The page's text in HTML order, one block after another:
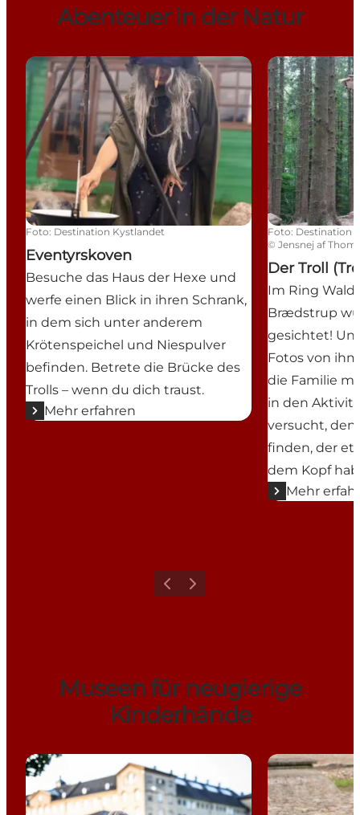
Abenteuer in der Natur
Eventyrskoven
Foto: Destination Kystlandet
Eventyrskoven
Besuche das Haus der Hexe und
werfe einen Blick in ihren Schrank,
in dem sich unter anderem
Krötenspeichel und Niespulver
befinden. Betrete die Brücke des
Trolls – wenn du dich traust.
Mehr erfahren
Der Troll
Foto: Destination
©Jensnej af
Der Troll
Im Ring
Brædstrup
gesichtet!
Fotos von
die Familie
in den
versucht, den
finden, der
dem Kopf
Mehr
ZurückWeiter
Museen für neugierige
Kinderhände
Das Gefängnismuseum Glud Museum